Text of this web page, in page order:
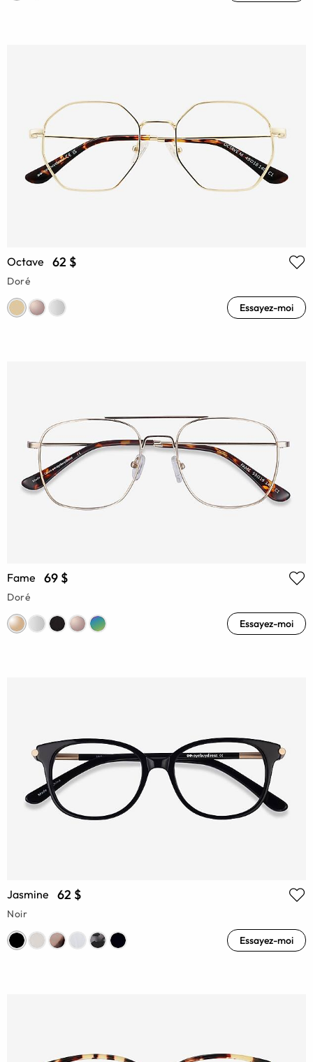
Octave 62 $
Doré
Essayez-moi
Fame 69 $
Doré
Essayez-moi
Jasmine 62 $
Noir
Essayez-moi